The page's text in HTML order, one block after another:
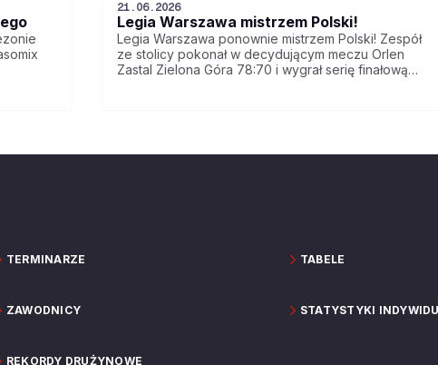
21.06.2026
Legia Warszawa mistrzem Polski!
Legia Warszawa ponownie mistrzem Polski! Zespół
ze stolicy pokonał w decydującym meczu Orlen
Zastal Zielona Góra 78:70 i wygrał serię finałową
TERMINARZE TABELE
ZAWODNICY STATYSTYKI
REKORDY DRUŻYNOWE